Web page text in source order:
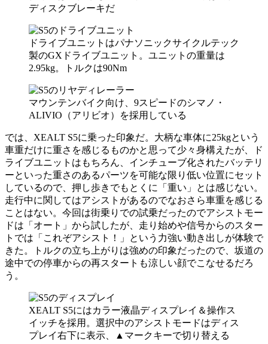
ディスクブレーキだ
ドライブユニットはパナソニックサイクルテック
製のGXドライブユニット。ユニットの重量は
2.95kg。トルクは90Nm
マウンテンバイク向け、9スピードのシマノ・
ALIVIO（アリビオ）を採用している
では、XEALT S5に乗った印象だ。大柄な車体に25kgという
車重だけに重さを感じるものかと思って少々身構えたが、ド
ライブユニットはもちろん、インチューブ化されたバッテリ
ーといった重さのあるパーツを可能な限り低い位置にセット
しているので、押し歩きでもとくに「重い」とは感じない。
走行中に関してはアシストがあるのでなおさら車重を感じる
ことはない。今回は街乗りでの試乗だったのでアシストモー
ドは「オート」から試したが、走り始めや信号からのスター
トでは「これぞアシスト！」という力強い動き出しが体験で
きた。トルクの立ち上がりは強めの印象だったので、坂道の
途中での停車からの再スタートも涼しい顔でこなせるだろ
う。
XEALT S5にはカラー液晶ディスプレイ＆操作ス
イッチを採用。選択中のアシストモードはディス
プレイ右下に表示、▲マークキーで切り替える